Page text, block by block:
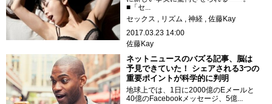
■「セ...
セックス
リズム 神経
佐藤Kay
2017.03.23 14:00
佐藤Kay
ネットニュースのバズる記事、脳は
予見できていた！ シェアされる3つの
重要ポイントが科学的に判明
地球上では、1日に2000億のEメールと
40億のFacebookメッセージ、5億...